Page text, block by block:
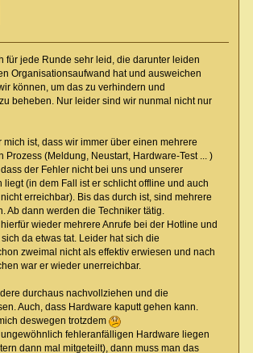
für jede Runde sehr leid, die darunter leiden
Organisationsaufwand hat und ausweichen
können, um das zu verhindern und
beheben. Nur leider sind wir nunmal nicht nur
mich ist, dass wir immer über einen mehrere
Prozess (Meldung, Neustart, Hardware-Test ... )
der Fehler nicht bei uns und unserer
liegt (in dem Fall ist er schlicht offline und auch
erreichbar). Bis das durch ist, sind mehrere
Ab dann werden die Techniker tätig.
wieder mehrere Anrufe bei der Hotline und
da etwas tat. Leider hat sich die
zweimal nicht als effektiv erwiesen und nach
war er wieder unerreichbar.
durchaus nachvollziehen und die
Auch, dass Hardware kaputt gehen kann.
deswegen trotzdem
fehleranfälligen Hardware liegen
dann mal mitgeteilt), dann muss man das